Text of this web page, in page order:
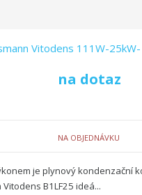
Vitodens 111W-
na dotaz
NA OBJEDNÁVKU
je plynový kondenzační
B1LF25 ideá...